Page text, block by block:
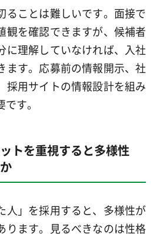
ることは難しいです。面接で
観を確認できますが、候補者
に理解していなければ、入社
ます。応募前の情報開示、社
採用サイトの情報設計を組み
す。
トを重視すると多様性
人」を採用すると、多様性が
ります。見るべきなのは性格